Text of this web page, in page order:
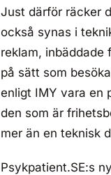
Just därför räcker
också synas i
reklam, inbäddade
på sätt som
enligt IMY vara en
den som är
mer än en teknisk
Psykpatient.SE:s